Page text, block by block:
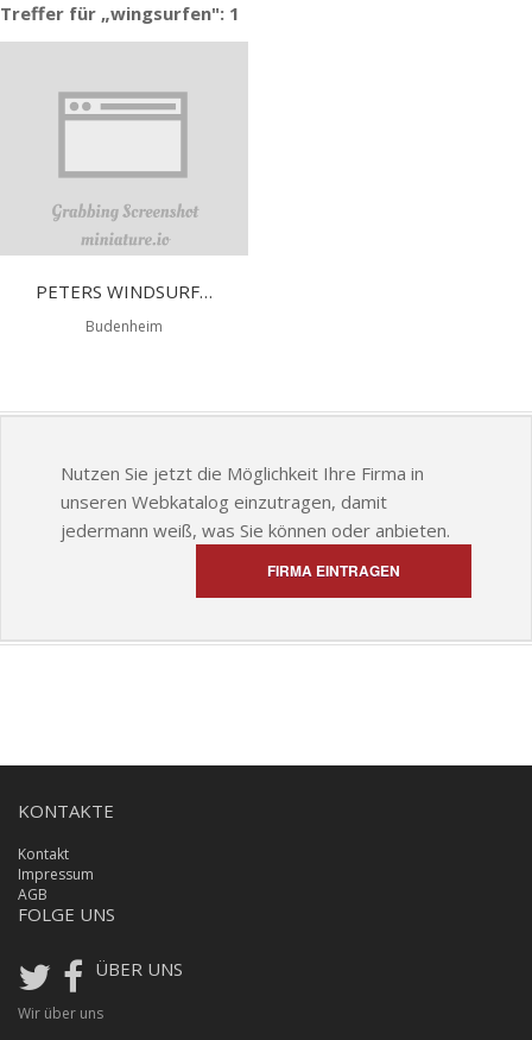
Treffer für „wingsurfen": 1
PETERS WINDSURFING SHOP
Budenheim
Nutzen Sie jetzt die Möglichkeit Ihre Firma in
unseren Webkatalog einzutragen, damit
jedermann weiß, was Sie können oder anbieten.
FIRMA EINTRAGEN
KONTAKTE
Kontakt
Impressum
AGB
FOLGE UNS
ÜBER UNS
Wir über uns